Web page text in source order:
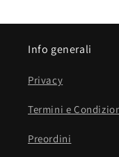
Info generali
Privacy
Termini e
Preordini